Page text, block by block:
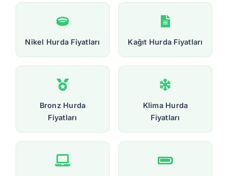
Nikel Hurda Fiyatları Kağıt Hurda Fiyatları
Bronz Hurda
Fiyatları
Klima Hurda
Fiyatları